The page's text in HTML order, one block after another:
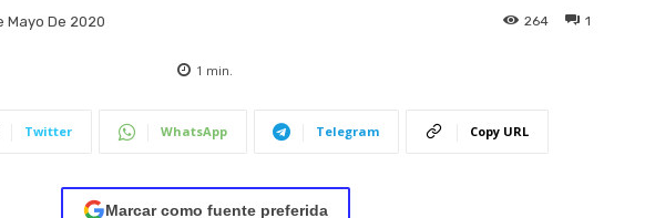
Mayo De 2020 1
264
1 min.
Twitter WhatsApp Telegram Copy URL
Marcar como fuente preferida